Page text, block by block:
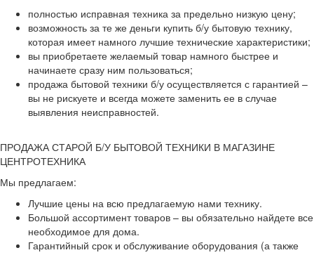
полностью исправная техника за предельно низкую цену;
возможность за те же деньги купить б/у бытовую технику,
которая имеет намного лучшие технические характеристики;
вы приобретаете желаемый товар намного быстрее и
начинаете сразу ним пользоваться;
продажа бытовой техники б/у осуществляется с гарантией –
вы не рискуете и всегда можете заменить ее в случае
выявления неисправностей.
ПРОДАЖА СТАРОЙ Б/У БЫТОВОЙ ТЕХНИКИ В МАГАЗИНЕ
ЦЕНТРОТЕХНИКА
Мы предлагаем:
Лучшие цены на всю предлагаемую нами технику.
Большой ассортимент товаров – вы обязательно найдете все
необходимое для дома.
Гарантийный срок и обслуживание оборудования (а также